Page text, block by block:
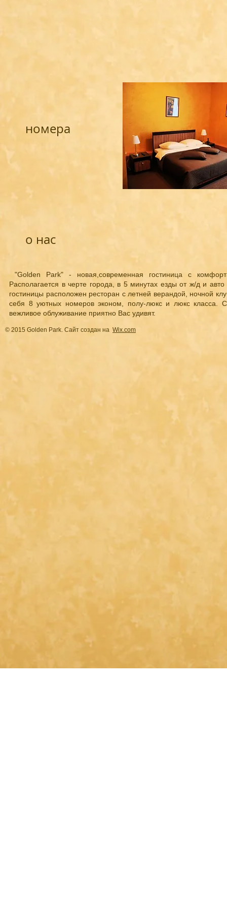
номера
о нас
"Golden Park" - новая,современная гостиница с
Располагается в черте города, в 5 минутах езды от ж/д и
гостиницы расположен ресторан с летней верандой, ночной
себя 8 уютных номеров эконом, полу-люкс и люкс класса.
вежливое облуживание приятно Вас удивят.
© 2015 Golden Park. Сайт создан на Wix.com